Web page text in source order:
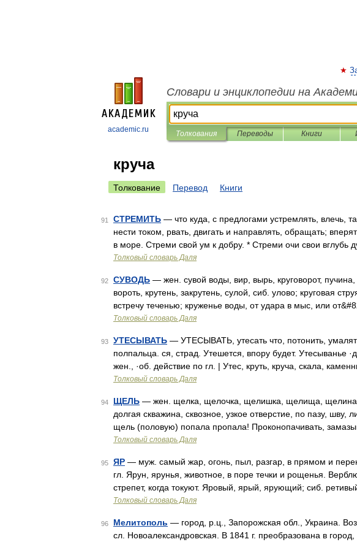
academic.ru
Словари и энциклопедии на
Толкования Переводы Книги
круча
Толкование Перевод Книги
91 СТРЕМИТЬ — что куда, с предлогами устремлять, влечь,
нести током, рвать, двигать и направлять, обращать;
в море. Стреми свой ум к добру. * Стреми очи свои вглубь
Толковый словарь Даля
92 СУВОДЬ — жен. сувой воды, вир, вырь, круговорот, пучина,
вороть, крутень, закрутень, сулой, сиб. улово; круговая
встречу теченью; круженье воды, от удара в мыс, или
Толковый словарь Даля
93 УТЕСЫВАТЬ — УТЕСЫВАТЬ, утесать что, потонить,
полпальца. ся, страд. Утешется, впору будет. Утесыванье
жен., ·об. действие по гл. | Утес, круть, круча, скала,
Толковый словарь Даля
94 ЩЕЛЬ — жен. щелка, щелочка, щелишка, щелища, щелина,
долгая скважина, сквозное, узкое отверстие, по пазу,
щель (половую) попала пропала! Проконопачивать,
Толковый словарь Даля
95 ЯР — муж. самый жар, огонь, пыл, разгар, в прямом и
гл. Ярун, ярунья, животное, в поре течки и рощенья.
стрепет, когда токуют. Яровый, ярый, ярующий; сиб.
Толковый словарь Даля
96 Мелитополь — город, р.ц., Запорожская обл., Украина.
сл. Новоалександровская. В 1841 г. преобразована в